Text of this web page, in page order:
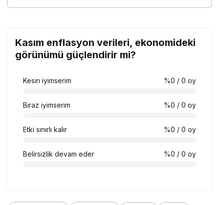
Kasım enflasyon verileri, ekonomideki
görünümü güçlendirir mi?
Kesin iyimserim %0 / 0 oy
Biraz iyimserim %0 / 0 oy
Etki sınırlı kalır %0 / 0 oy
Belirsizlik devam eder %0 / 0 oy